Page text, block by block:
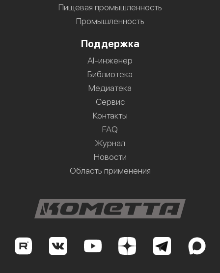
Пищевая промышленность
Промышленность
Поддержка
AI-инженер
Библиотека
Медиатека
Сервис
Контакты
FAQ
Журнал
Новости
Область применения